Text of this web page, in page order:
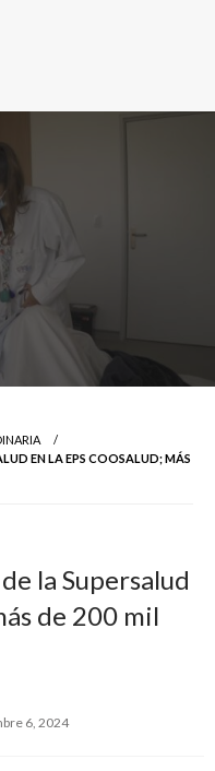
EN LA EPS COOSALUD; MÁS
la Supersalud
de 200 mil
6, 2024